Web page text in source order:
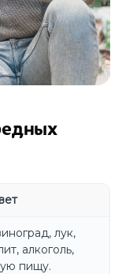
лук,
алкоголь,
пищу.